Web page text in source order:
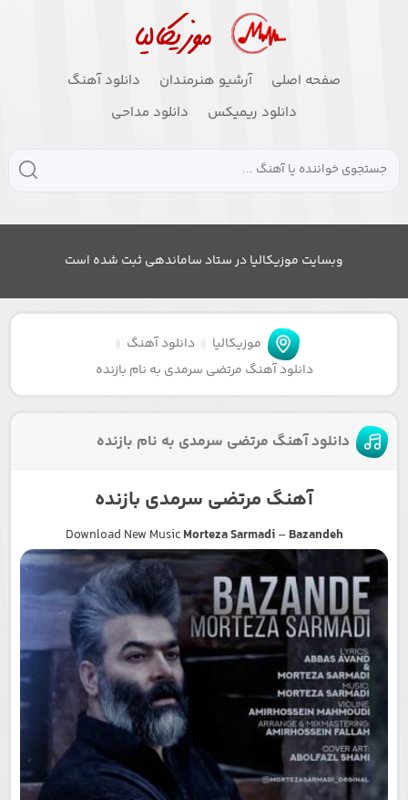
صفحه اصلی آرشیو هنرمندان
دانلود آهنگ
دانلود ریمیکس
دانلود مداحی
وبسایت موزیکالیا در ستاد ساماندهی ثبت شده است
موزیکالیا
دانلود آهنگ
دانلود آهنگ مرتضی سرمدی به نام بازنده
دانلود آهنگ مرتضی سرمدی به نام بازنده
آهنگ مرتضی سرمدی بازنده
Download New MusicMorteza Sarmadi– Bazandeh